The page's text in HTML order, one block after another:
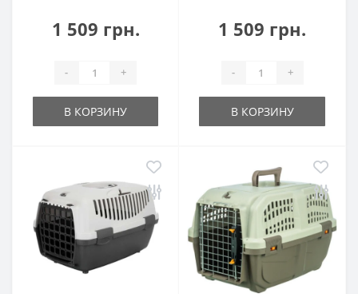
1 509 грн.
- +
В КОРЗИНУ
1 509 грн.
- +
В КОРЗИНУ